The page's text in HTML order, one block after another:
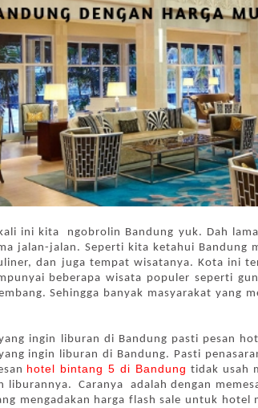
ini kita  ngobrolin Bandung yuk. Dah
jalan-jalan. Seperti kita ketahui Bandung
dan juga tempat wisatanya. Kota ini
beberapa wisata populer seperti
Sehingga banyak masyarakat yang
ingin liburan di Bandung pasti pesan
ingin liburan di Bandung. Pasti
hotel bintang 5 di Bandung tidak usah
liburannya.  Caranya  adalah dengan
mengadakan harga flash sale untuk hotel